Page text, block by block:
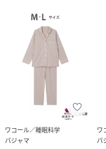
ワコール／睡眠科学
パジャマ
ワ
パ